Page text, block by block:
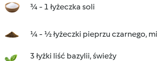
¾ - 1 łyżeczka soli
¼ - ½ łyżeczki pieprzu czarnego,
3 łyżki liść bazylii, świeży